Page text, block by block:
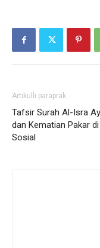
Artikulli paraprak
Tafsir Surah Al-Isra
dan Kematian Pakar
Sosial